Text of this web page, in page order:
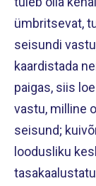
ümbritsevat,
seisundi
kaardistada
paigas, siis
vastu, milline
seisund;
loodusliku